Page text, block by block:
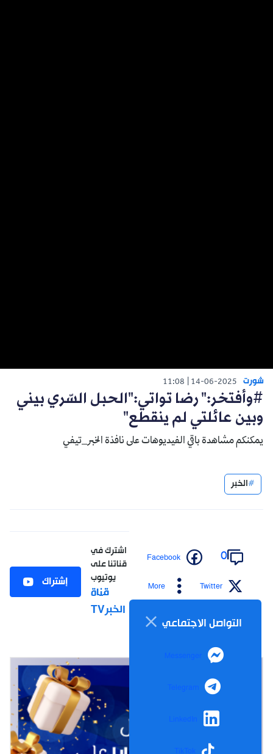
شورت 14-06-2025
11:08
#وأفتخر:" رضا تواتي:"الحبل السّري بيني
وبين عائلتي لم ينقطع"
يمكنكم مشاهدة باقي الفيديوهات على نافذة الخبر_تيفي
الخبر
0
Facebook
Twitter
More
التواصل الاجتماعي
Messenger
Telegram
LinkedIn
اشترك في
قناتنا على
يوتيوب
قناة
الخبرTV
إشتراك